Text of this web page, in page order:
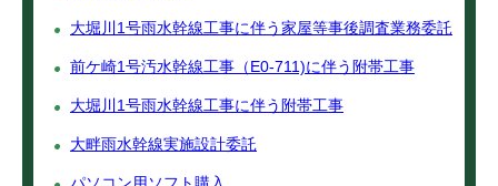
大堀川1号雨水幹線工事に伴う家屋等事後調査業務委託
前ケ崎1号汚水幹線工事（E0-711)に伴う附帯工事
大堀川1号雨水幹線工事に伴う附帯工事
大畔雨水幹線実施設計委託